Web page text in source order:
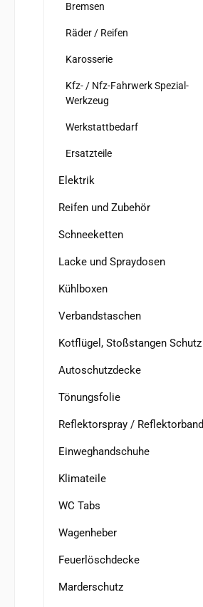
Bremsen
Räder / Reifen
Karosserie
Kfz- / Nfz-Fahrwerk Spezial-
Werkzeug
Werkstattbedarf
Ersatzteile
Elektrik
Reifen und Zubehör
Schneeketten
Lacke und Spraydosen
Kühlboxen
Verbandstaschen
Kotflügel, Stoßstangen Schutz
Autoschutzdecke
Tönungsfolie
Reflektorspray / Reflektorband
Einweghandschuhe
Klimateile
WC Tabs
Wagenheber
Feuerlöschdecke
Marderschutz